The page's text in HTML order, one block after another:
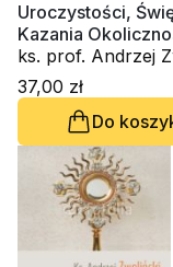
Uroczystości,
Kazania
ks. prof. Andrzej
37,00 zł
Do